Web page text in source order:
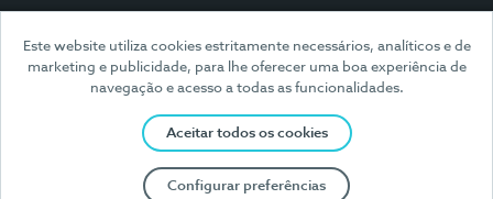
Este website utiliza cookies estritamente necessários, analíticos e de
marketing e publicidade, para lhe oferecer uma boa experiência de
navegação e acesso a todas as funcionalidades.
Aceitar todos os cookies
Configurar preferências